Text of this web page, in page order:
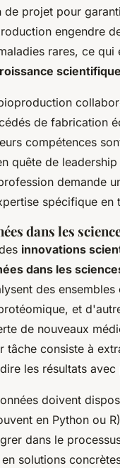
de projet pour
engendre
rares, ce
scientifique
de fabrication
compétences
quête de
demande
spécifique
dans les
innovations
dans les
des
et
de nouveaux
tâche consiste à
les résultats avec
doivent
en Python ou
dans le
solutions